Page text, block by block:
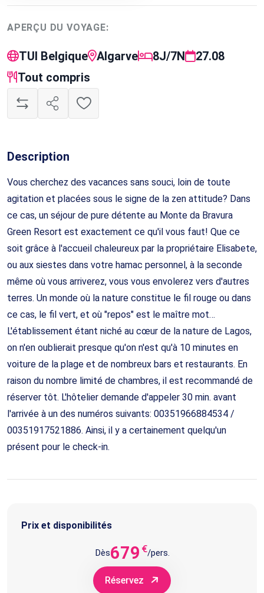
APERÇU DU VOYAGE:
TUI Belgique Algarve 8J/7N
27.08
Tout compris
Description
Vous cherchez des vacances sans souci, loin de toute
agitation et placées sous le signe de la zen attitude? Dans
ce cas, un séjour de pure détente au Monte da Bravura
Green Resort est exactement ce qu'il vous faut! Que ce
soit grâce à l'accueil chaleureux par la propriétaire Elisabete,
ou aux siestes dans votre hamac personnel, à la seconde
même où vous arriverez, vous vous envolerez vers d'autres
terres. Un monde où la nature constitue le fil rouge ou dans
ce cas, le fil vert, et où "repos" est le maître mot…
L'établissement étant niché au cœur de la nature de Lagos,
on n'en oublierait presque qu'on n'est qu'à 10 minutes en
voiture de la plage et de nombreux bars et restaurants. En
raison du nombre limité de chambres, il est recommandé de
réserver tôt. L'hôtelier demande d'appeler 30 min. avant
l'arrivée à un des numéros suivants: 00351966884534 /
00351917521886. Ainsi, il y a certainement quelqu'un
présent pour le check-in.
Prix et disponibilités
Dès679 €/pers.
Réservez